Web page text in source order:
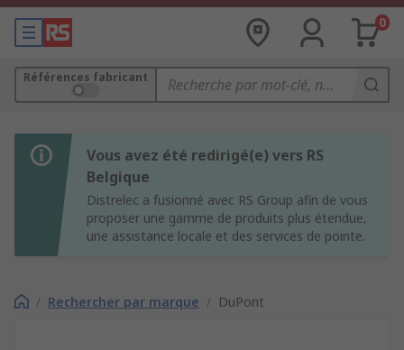
0
Références fabricant
Vous avez été redirigé(e) vers RS
Belgique
Distrelec a fusionné avec RS Group afin de vous
proposer une gamme de produits plus étendue,
une assistance locale et des services de pointe.
/ Rechercher par marque / DuPont